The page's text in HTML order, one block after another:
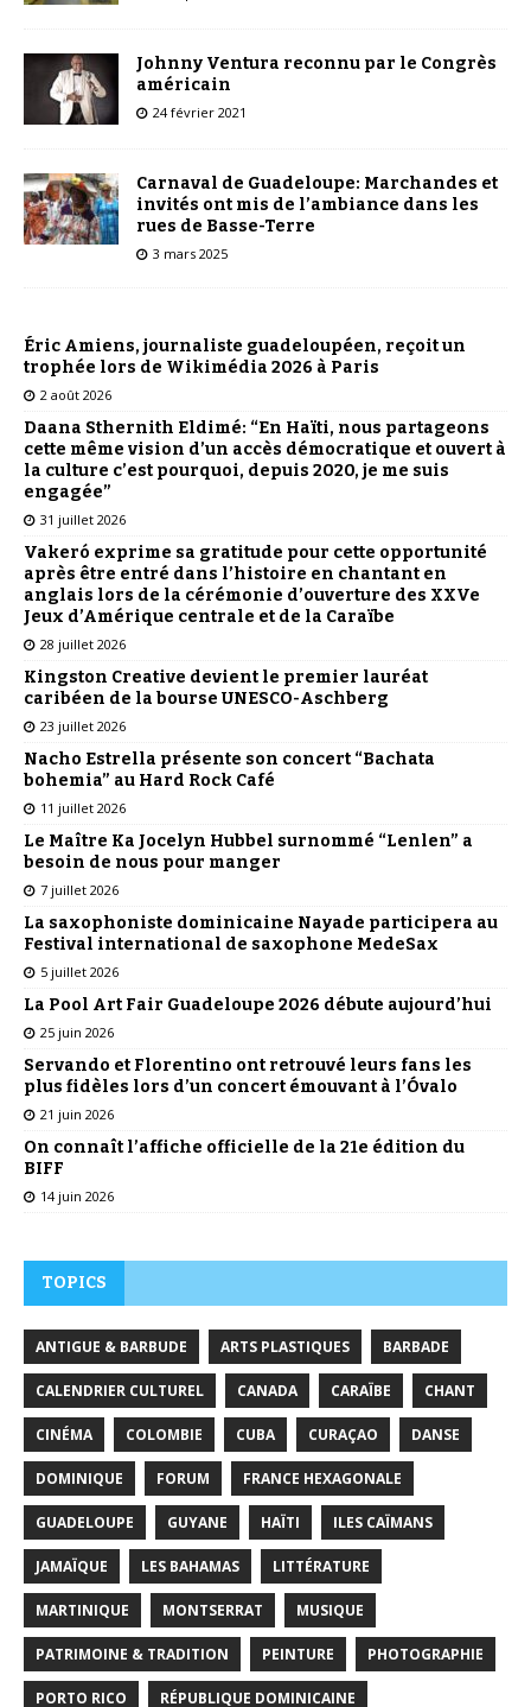
Johnny Ventura reconnu par le Congrès
américain
24 février 2021
Carnaval de Guadeloupe: Marchandes et
invités ont mis de l’ambiance dans les
rues de Basse-Terre
3 mars 2025
Éric Amiens, journaliste guadeloupéen, reçoit un
trophée lors de Wikimédia 2026 à Paris
2 août 2026
Daana Sthernith Eldimé: “En Haïti, nous partageons
cette même vision d’un accès démocratique et ouvert à
la culture c’est pourquoi, depuis 2020, je me suis
engagée”
31 juillet 2026
Vakeró exprime sa gratitude pour cette opportunité
après être entré dans l’histoire en chantant en
anglais lors de la cérémonie d’ouverture des XXVe
Jeux d’Amérique centrale et de la Caraïbe
28 juillet 2026
Kingston Creative devient le premier lauréat
caribéen de la bourse UNESCO-Aschberg
23 juillet 2026
Nacho Estrella présente son concert “Bachata
bohemia” au Hard Rock Café
11 juillet 2026
Le Maître Ka Jocelyn Hubbel surnommé “Lenlen” a
besoin de nous pour manger
7 juillet 2026
La saxophoniste dominicaine Nayade participera au
Festival international de saxophone MedeSax
5 juillet 2026
La Pool Art Fair Guadeloupe 2026 débute aujourd’hui
25 juin 2026
Servando et Florentino ont retrouvé leurs fans les
plus fidèles lors d’un concert émouvant à l’Óvalo
21 juin 2026
On connaît l’affiche officielle de la 21e édition du
BIFF
14 juin 2026
TOPICS
ANTIGUE & BARBUDE ARTS PLASTIQUES BARBADE
CALENDRIER CULTUREL CANADA CARAÏBE CHANT
CINÉMA COLOMBIE CUBA CURAÇAO DANSE
DOMINIQUE FORUM FRANCE HEXAGONALE
GUADELOUPE GUYANE HAÏTI ILES CAÏMANS
JAMAÏQUE LES BAHAMAS LITTÉRATURE
MARTINIQUE MONTSERRAT MUSIQUE
PATRIMOINE & TRADITION PEINTURE PHOTOGRAPHIE
PORTO RICO RÉPUBLIQUE DOMINICAINE